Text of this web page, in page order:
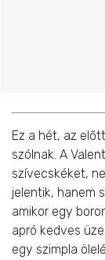
Ez a hét, az
szólnak. A
szívecskéket,
jelentik, hanem
amikor egy
apró kedves
egy szimpla